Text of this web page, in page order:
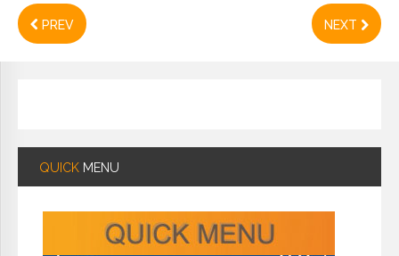
PREV NEXT
QUICK MENU